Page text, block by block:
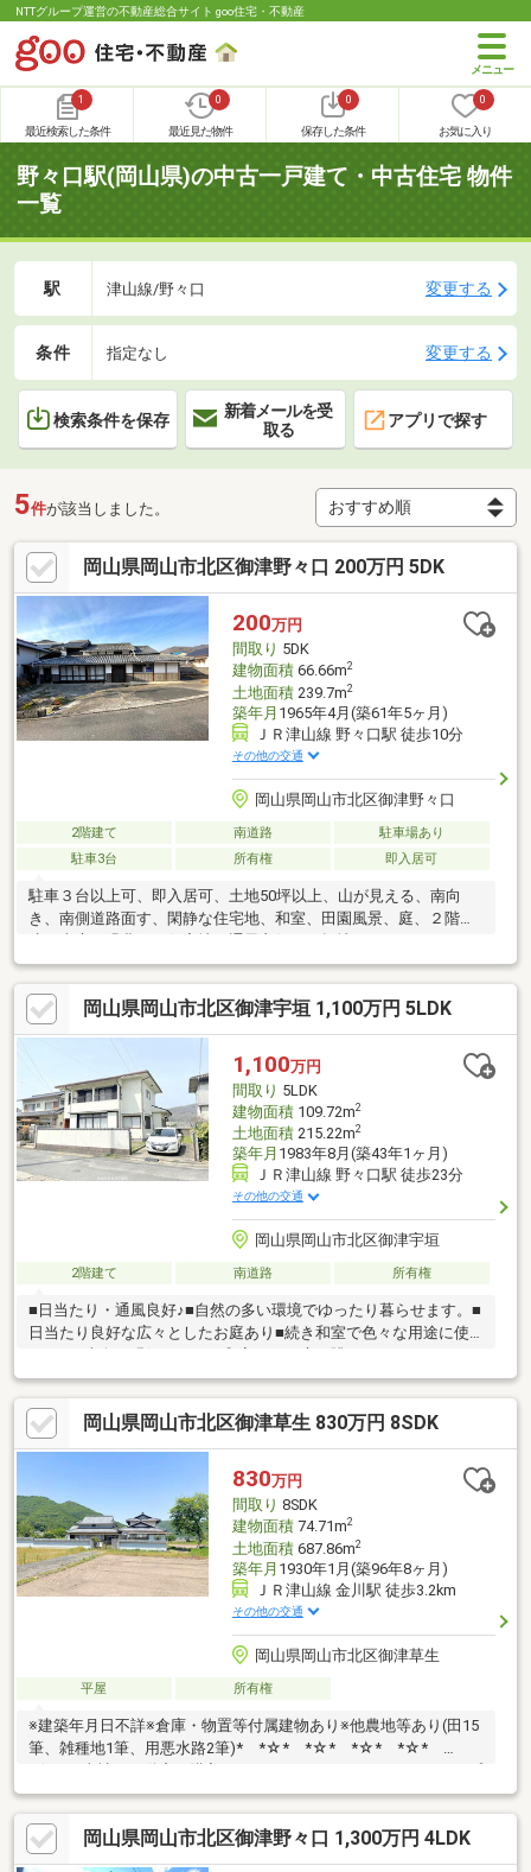
NTTグループ運営の不動産総合サイト goo住宅・不動産
1
最近検索した条件
0
最近見た物件
0
保存した条件
0
お気に入り
野々口駅(岡山県)の中古一戸建て・中古住宅 物件
一覧
駅 津山線/野々口 変更する
条件 指定なし 変更する
検索条件を保存
新着メールを受
取る
アプリで探す
5件が該当しました。
岡山県岡山市北区御津野々口 200万円 5DK
200万円
間取り 5DK
建物面積66.66m2
土地面積239.7m2
築年月 1965年4月(築61年5ヶ月)
ＪＲ津山線 野々口駅 徒歩10分
その他の交通
岡山県岡山市北区御津野々口
2階建て 南道路
駐車場あり
駐車3台
所有権 即入居可
駐車３台以上可、即入居可、土地50坪以上、山が見える、南向
き、南側道路面す、閑静な住宅地、和室、田園風景、庭、２階
岡山県岡山市北区御津宇垣 1,100万円 5LDK
1,100万円
間取り 5LDK
建物面積109.72m2
土地面積215.22m2
築年月 1983年8月(築43年1ヶ月)
ＪＲ津山線 野々口駅 徒歩23分
その他の交通
岡山県岡山市北区御津宇垣
2階建て 南道路 所有権
■日当たり・通風良好♪■自然の多い環境でゆったり暮らせます。■
日当たり良好な広々としたお庭あり■続き和室で色々な用途に使
す■玄関吹抜けで明るく開放感があります■各居室収納スペースあ
り。荷物の多いご家庭でも安心* *☆* *☆*弊社は岡山を中心
に、不動産総合事業として、売買・賃貸・管理と幅広くお客様に
サービスをお届けしております！購入・買い替え・購入+リノベ
ーションについて、どんな些細なことでもお気軽にお問い合わせ
ください。お問い合わせは【086-250-9005】または資料請求・来
場予約ボタンから。
岡山県岡山市北区御津草生 830万円 8SDK
830万円
間取り 8SDK
建物面積74.71m2
土地面積687.86m2
築年月 1930年1月(築96年8ヶ月)
ＪＲ津山線 金川駅 徒歩3.2km
その他の交通
岡山県岡山市北区御津草生
平屋 所有権
※建築年月日不詳※倉庫・物置等付属建物あり※他農地等あり(田15
筆、雑種地1筆、用悪水路2筆)* *☆* *☆* *☆* *☆*
でサポートいたします。高い技術力とデザイン力で失敗しないリ
フォームを実現。中古物件をリノベ・リフォームで蘇らせます。
物件購入費用とリノベ工事費用を一緒にローンで組む提案も可能
です。3Dモデリングでリフォームの完成予想図を立体的に表現。
岡山県岡山市北区御津野々口 1,300万円 4LDK